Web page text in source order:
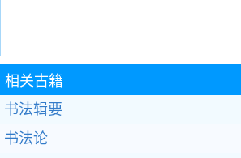
相关古籍
书法辑要
书法论